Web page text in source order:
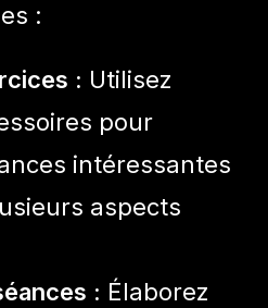
:
: Utilisez
pour
intéressantes
aspects
: Élaborez